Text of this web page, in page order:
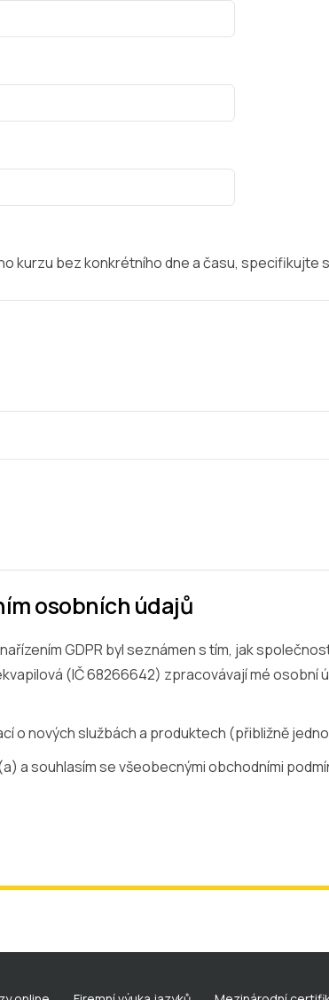
kurzu bez konkrétního dne a času,
osobních údajů
GDPR byl seznámen s tím, jak
(IČ 68266642) zpracovávají mé osobní
o nových službách a produktech (přibližně
a souhlasím sevšeobecnými obchodními